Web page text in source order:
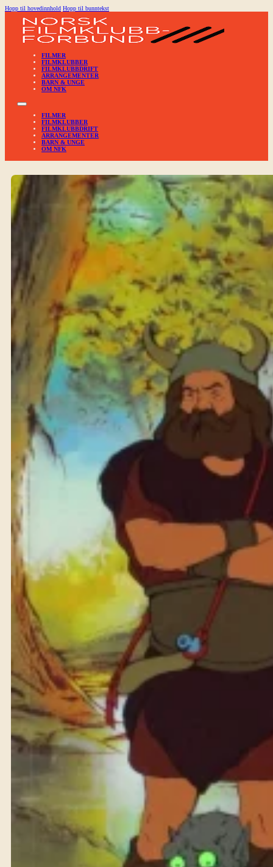
Hopp til hovedinnhold Hopp til bunntekst
FILMER
FILMKLUBBER
FILMKLUBBDRIFT
ARRANGEMENTER
BARN & UNGE
OM NFK
FILMER
FILMKLUBBER
FILMKLUBBDRIFT
ARRANGEMENTER
BARN & UNGE
OM NFK